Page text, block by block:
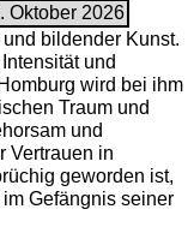
Oktober 2026
bildender Kunst.
und
wird bei ihm
Traum und
und
Vertrauen in
geworden ist,
Gefängnis seiner